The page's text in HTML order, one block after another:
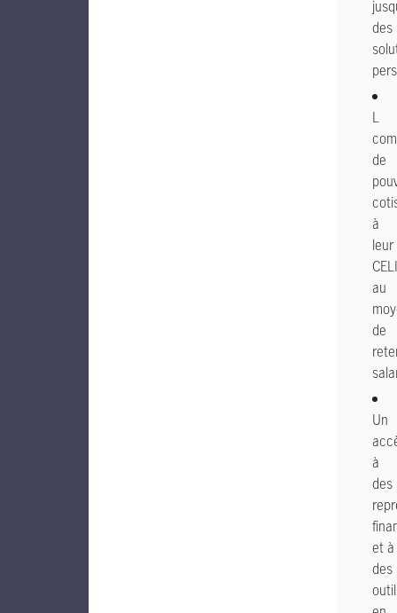
des
L
de
à
leur
CELI
au
de
Un
à
des
et à
des